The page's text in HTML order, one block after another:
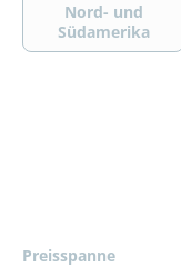
Nord- und
Südamerika
Preisspanne